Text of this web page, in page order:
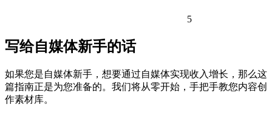
5
写给自媒体新手的话
如果您是自媒体新手，想要通过自媒体实现收入增长，那么这
篇指南正是为您准备的。我们将从零开始，手把手教您内容创
作素材库。